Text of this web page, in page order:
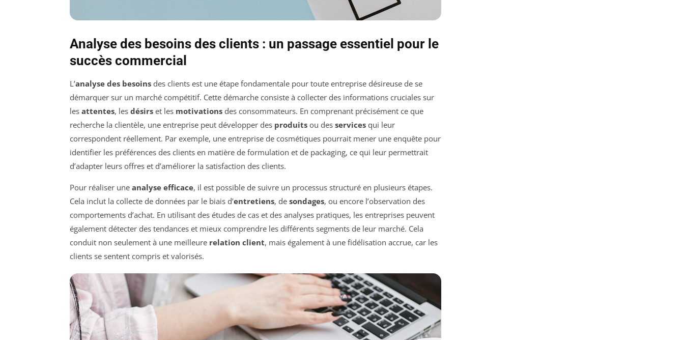
Analyse des besoins des clients : un passage essentiel pour le
succès commercial
L’analyse des besoins des clients est une étape fondamentale pour toute entreprise désireuse de se
démarquer sur un marché compétitif. Cette démarche consiste à collecter des informations cruciales sur
les attentes, les désirs et les motivations des consommateurs. En comprenant précisément ce que
recherche la clientèle, une entreprise peut développer des produits ou des services qui leur
correspondent réellement. Par exemple, une entreprise de cosmétiques pourrait mener une enquête pour
identifier les préférences des clients en matière de formulation et de packaging, ce qui leur permettrait
d’adapter leurs offres et d’améliorer la satisfaction des clients.
Pour réaliser une analyse efficace, il est possible de suivre un processus structuré en plusieurs étapes.
Cela inclut la collecte de données par le biais d’entretiens, de sondages, ou encore l’observation des
comportements d’achat. En utilisant des études de cas et des analyses pratiques, les entreprises peuvent
également détecter des tendances et mieux comprendre les différents segments de leur marché. Cela
conduit non seulement à une meilleure relation client, mais également à une fidélisation accrue, car les
clients se sentent compris et valorisés.